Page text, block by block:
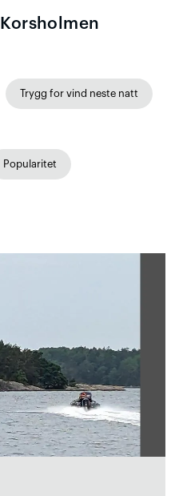
Trygg for vind neste natt
Popularitet